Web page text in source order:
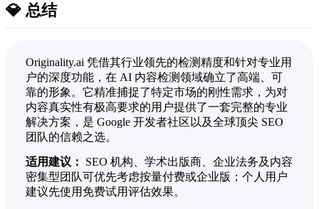
💎 总结
Originality.ai 凭借其行业领先的检测精度和针对专业用
户的深度功能，在 AI 内容检测领域确立了高端、可
靠的形象。它精准捕捉了特定市场的刚性需求，为对
内容真实性有极高要求的用户提供了一套完整的专业
解决方案，是 Google 开发者社区以及全球顶尖 SEO
团队的信赖之选。
适用建议：
SEO 机构、学术出版商、企业法务及内容
密集型团队可优先考虑按量付费或企业版；个人用户
建议先使用免费试用评估效果。